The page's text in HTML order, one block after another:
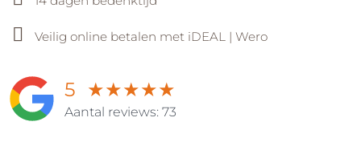
Veilig online betalen met iDEAL | Wero
5 ★★★★★
Aantal reviews: 73